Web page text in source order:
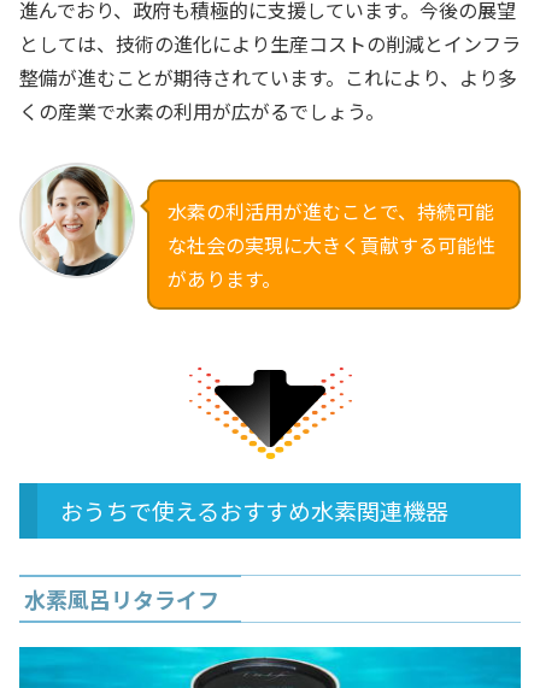
進んでおり、政府も積極的に支援しています。今後の展望
としては、技術の進化により生産コストの削減とインフラ
整備が進むことが期待されています。これにより、より多
くの産業で水素の利用が広がるでしょう。
水素の利活用が進むことで、持続可能
な社会の実現に大きく貢献する可能性
があります。
おうちで使えるおすすめ水素関連機器
水素風呂リタライフ